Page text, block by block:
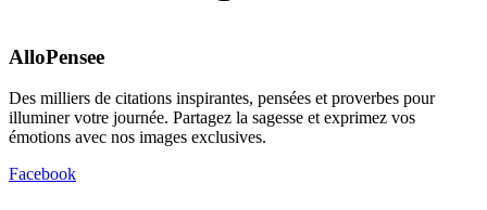
AlloPensee
Des milliers de citations inspirantes, pensées et proverbes pour
illuminer votre journée. Partagez la sagesse et exprimez vos
émotions avec nos images exclusives.
Facebook